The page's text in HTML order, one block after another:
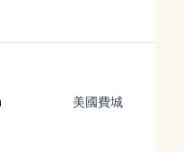
美國費城